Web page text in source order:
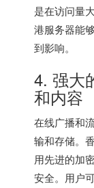
是在访问量
港服务器能
到影响。
4. 强大
和内容
在线广播和
输和存储。
用先进的加
安全。用户